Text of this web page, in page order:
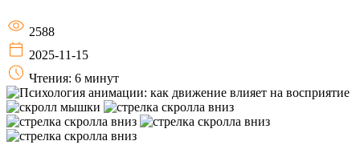
2588
2025-11-15
Чтения: 6 минут